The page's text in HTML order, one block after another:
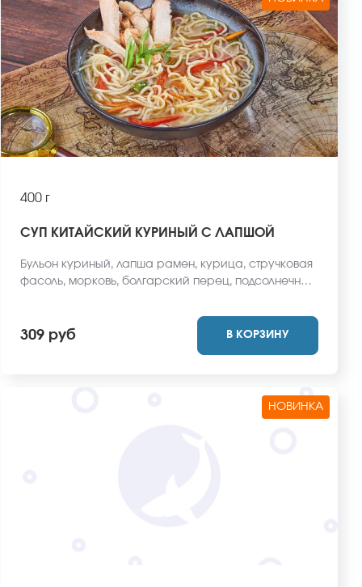
400 г
СУП КИТАЙСКИЙ КУРИНЫЙ С ЛАПШОЙ
Бульон куриный, лапша рамен, курица, стручковая
фасоль, морковь, болгарский перец, подсолнечное
309 руб В КОРЗИНУ
НОВИНКА